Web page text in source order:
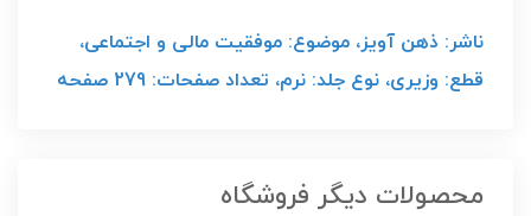
ناشر: ذهن آویز، موضوع: موفقیت مالی و اجتماعی،
قطع: وزیری، نوع جلد: نرم، تعداد صفحات: 279 صفحه
محصولات دیگر فروشگاه